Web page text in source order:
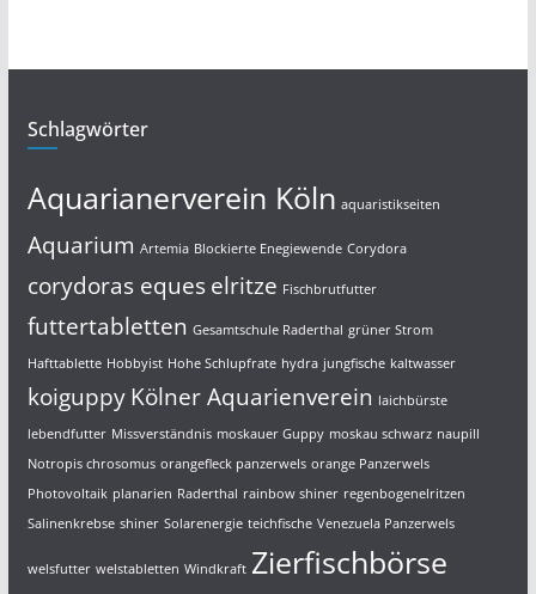
Schlagwörter
Aquarianerverein Köln aquaristikseiten
Aquarium Artemia Blockierte Enegiewende Corydora
corydoras eques elritze Fischbrutfutter
futtertabletten Gesamtschule Raderthal grüner Strom
Hafttablette Hobbyist Hohe Schlupfrate hydra jungfische kaltwasser
koiguppy Kölner Aquarienverein laichbürste
lebendfutter Missverständnis moskauer Guppy moskau schwarz naupill
Notropis chrosomus orangefleck panzerwels orange Panzerwels
Photovoltaik planarien Raderthal rainbow shiner regenbogenelritzen
Salinenkrebse shiner Solarenergie teichfische Venezuela Panzerwels
welsfutter welstabletten Windkraft Zierfischbörse